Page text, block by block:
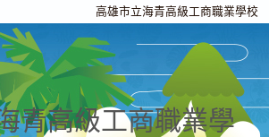
高雄市立海青高級工商職業學校
青高級工商職業學